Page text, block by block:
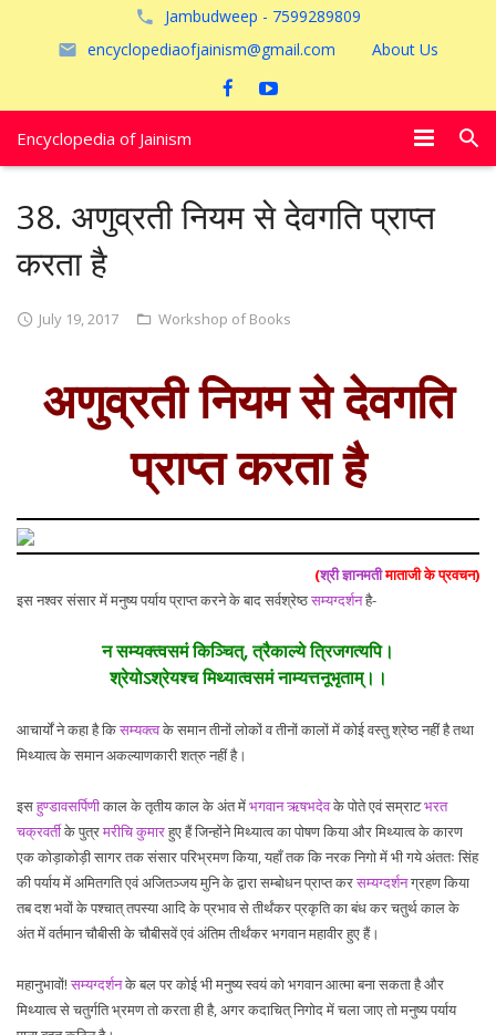
Jambudweep - 7599289809
encyclopediaofjainism@gmail.com
About Us
Encyclopedia of Jainism
38. अणुव्रती नियम से देवगति प्राप्त
करता है
July 19, 2017 Workshop of Books
अणुव्रती नियम से देवगति
प्राप्त करता है
(श्री ज्ञानमतीमाताजी के प्रवचन)
इस नश्वर संसार में मनुष्य पर्याय प्राप्त करने के बाद सर्वश्रेष्ठसम्यग्दर्शनहै-
न सम्यक्त्वसमं किञ्चित्, त्रैकाल्ये त्रिजगत्यपि।
श्रेयोऽश्रेयश्च मिथ्यात्वसमं नाम्यत्तनूभृताम्।।
आचार्यों ने कहा है किसम्यक्त्वके समान तीनों लोकों व तीनों कालों में कोई वस्तु श्रेष्ठ नहीं है तथा
मिथ्यात्व के समान अकल्याणकारी शत्रु नहीं है।
इसहुण्डावसर्पिणीकाल के तृतीय काल के अंत मेंभगवान ऋषभदेवके पोते एवं सम्राटभरत
चक्रवर्तीके पुत्रमरीचि कुमारहुए हैं जिन्होंने मिथ्यात्व का पोषण किया और मिथ्यात्व के कारण
एक कोड़ाकोड़ी सागर तक संसार परिभ्रमण किया, यहाँ तक कि नरक निगो में भी गये अंततः सिंह
की पर्याय में अमितगति एवं अजितञ्जय मुनि के द्वारा सम्बोधन प्राप्त करसम्यग्दर्शनग्रहण किया
तब दश भवों के पश्चात् तपस्या आदि के प्रभाव से तीर्थंकर प्रकृति का बंध कर चतुर्थ काल के
अंत में वर्तमान चौबीसी के चौबीसवें एवं अंतिम तीर्थंकर भगवान महावीर हुए हैं।
महानुभावों!सम्यग्दर्शनके बल पर कोई भी मनुष्य स्वयं को भगवान आत्मा बना सकता है और
मिथ्यात्व से चतुर्गति भ्रमण तो करता ही है, अगर कदाचित् निगोद में चला जाए तो मनुष्य पर्याय